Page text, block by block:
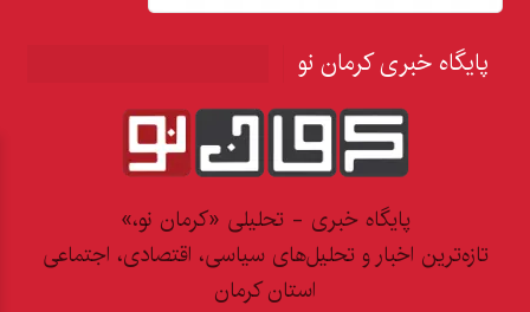
پایگاه خبری کرمان نو
پایگاه خبری - تحلیلی «کرمان نو،»
تازه‌ترین اخبار و تحلیل‌های سیاسی، اقتصادی، اجتماعی
استان کرمان